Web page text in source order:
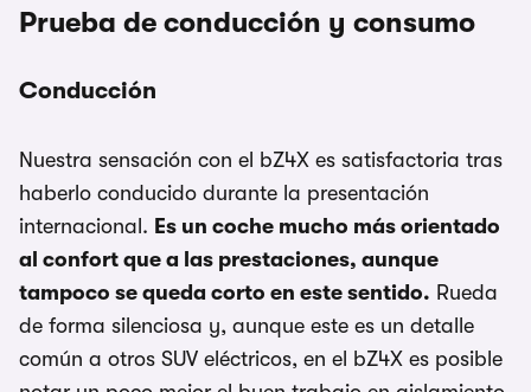
Prueba de conducción y consumo
Conducción
Nuestra sensación con el bZ4X es satisfactoria tras
haberlo conducido durante la presentación
internacional. Es un coche mucho más orientado
al confort que a las prestaciones, aunque
tampoco se queda corto en este sentido. Rueda
de forma silenciosa y, aunque este es un detalle
común a otros SUV eléctricos, en el bZ4X es posible